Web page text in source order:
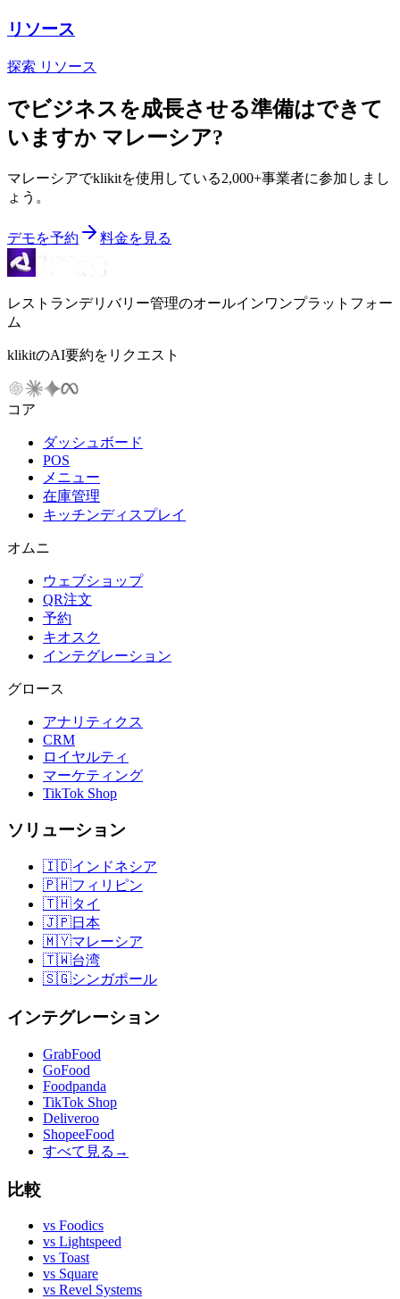
リソース
探索 リソース
でビジネスを成長させる準備はできて
いますか マレーシア?
マレーシアでklikitを使用している2,000+事業者に参加しまし
ょう。
デモを予約 料金を見る
レストランデリバリー管理のオールインワンプラットフォー
ム
klikitのAI要約をリクエスト
コア
ダッシュボード
POS
メニュー
在庫管理
キッチンディスプレイ
オムニ
ウェブショップ
QR注文
予約
キオスク
インテグレーション
グロース
アナリティクス
CRM
ロイヤルティ
マーケティング
TikTok Shop
ソリューション
🇮🇩インドネシア
🇵🇭フィリピン
🇹🇭タイ
🇯🇵日本
🇲🇾マレーシア
🇹🇼台湾
🇸🇬シンガポール
インテグレーション
GrabFood
GoFood
Foodpanda
TikTok Shop
Deliveroo
ShopeeFood
すべて見る →
比較
vs Foodics
vs Lightspeed
vs Toast
vs Square
vs Revel Systems